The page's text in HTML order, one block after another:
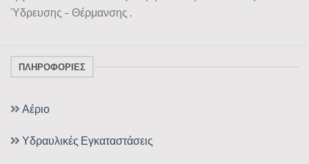
Ύδρευσης – Θέρμανσης .
ΠΛΗΡΟΦΟΡΊΕΣ
Αέριο
Υδραυλικές Εγκαταστάσεις